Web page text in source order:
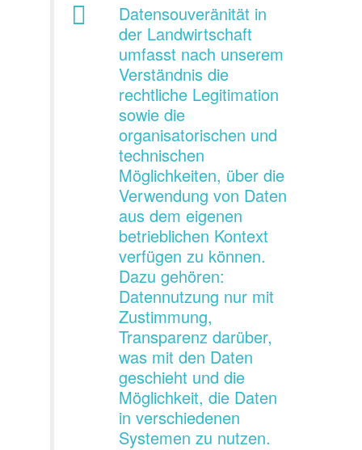
Datensouveränität in
der Landwirtschaft
umfasst nach unserem
Verständnis die
rechtliche Legitimation
sowie die
organisatorischen und
technischen
Möglichkeiten, über die
Verwendung von Daten
aus dem eigenen
betrieblichen Kontext
verfügen zu können.
Dazu gehören:
Datennutzung nur mit
Zustimmung,
Transparenz darüber,
was mit den Daten
geschieht und die
Möglichkeit, die Daten
in verschiedenen
Systemen zu nutzen.